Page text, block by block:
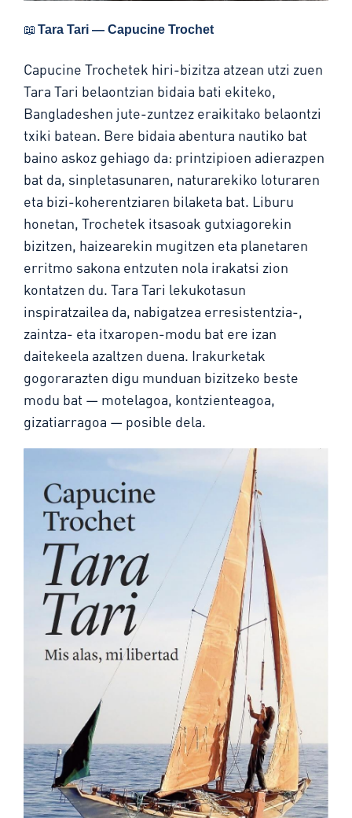
📖 Tara Tari — Capucine Trochet
Capucine Trochetek hiri-bizitza atzean utzi zuen
Tara Tari belaontzian bidaia bati ekiteko,
Bangladeshen jute-zuntzez eraikitako belaontzi
txiki batean. Bere bidaia abentura nautiko bat
baino askoz gehiago da: printzipioen adierazpen
bat da, sinpletasunaren, naturarekiko loturaren
eta bizi-koherentziaren bilaketa bat. Liburu
honetan, Trochetek itsasoak gutxiagorekin
bizitzen, haizearekin mugitzen eta planetaren
erritmo sakona entzuten nola irakatsi zion
kontatzen du. Tara Tari lekukotasun
inspiratzailea da, nabigatzea erresistentzia-,
zaintza- eta itxaropen-modu bat ere izan
daitekeela azaltzen duena. Irakurketak
gogorarazten digu munduan bizitzeko beste
modu bat — motelagoa, kontzienteagoa,
gizatiarragoa — posible dela.